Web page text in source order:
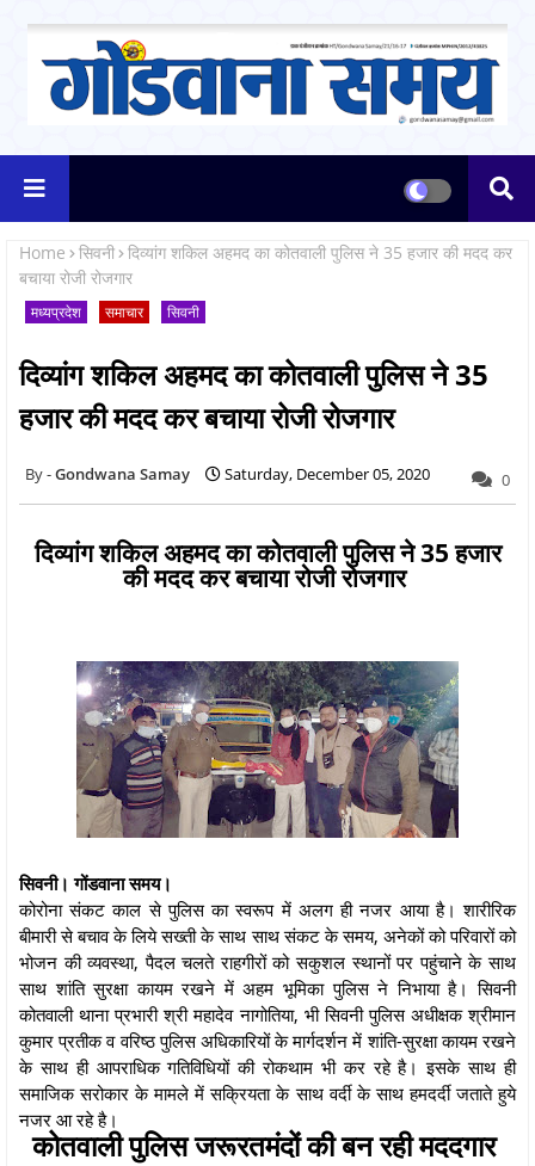
Home सिवनी दिव्यांग शकिल अहमद का कोतवाली पुलिस ने 35 हजार की मदद कर
बचाया रोजी रोजगार
मध्यप्रदेश समाचार सिवनी
दिव्यांग शकिल अहमद का कोतवाली पुलिस ने 35
हजार की मदद कर बचाया रोजी रोजगार
Gondwana Samay Saturday, December 05, 2020 0
दिव्यांग शकिल अहमद का कोतवाली पुलिस ने 35 हजार
की मदद कर बचाया रोजी रोजगार
सिवनी। गोंडवाना समय।
कोरोना संकट काल से पुलिस का स्वरूप में अलग ही नजर आया है। शारीरिक
बीमारी से बचाव के लिये सख्ती के साथ साथ संकट के समय, अनेकों को परिवारों को
भोजन की व्यवस्था, पैदल चलते राहगीरों को सकुशल स्थानों पर पहुंचाने के साथ
साथ शांति सुरक्षा कायम रखने में अहम भूमिका पुलिस ने निभाया है। सिवनी
कोतवाली थाना प्रभारी श्री महादेव नागोतिया, भी सिवनी पुलिस अधीक्षक श्रीमान
कुमार प्रतीक व वरिष्ठ पुलिस अधिकारियों के मार्गदर्शन में शांति-सुरक्षा कायम रखने
के साथ ही आपराधिक गतिविधियों की रोकथाम भी कर रहे है। इसके साथ ही
समाजिक सरोकार के मामले में सक्रियता के साथ वर्दी के साथ हमदर्दी जताते हुये
नजर आ रहे है।
कोतवाली पुलिस जरूरतमंदों की बन रही मददगार